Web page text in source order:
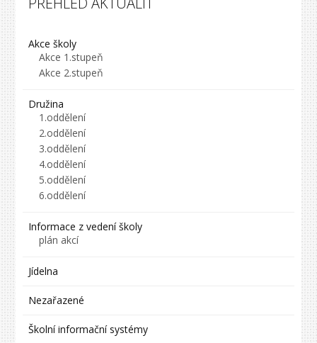
Akce školy
Akce 1.stupeň
Akce 2.stupeň
Družina
1.oddělení
2.oddělení
3.oddělení
4.oddělení
5.oddělení
6.oddělení
Informace z vedení školy
plán akcí
Jídelna
Nezařazené
Školní informační systémy